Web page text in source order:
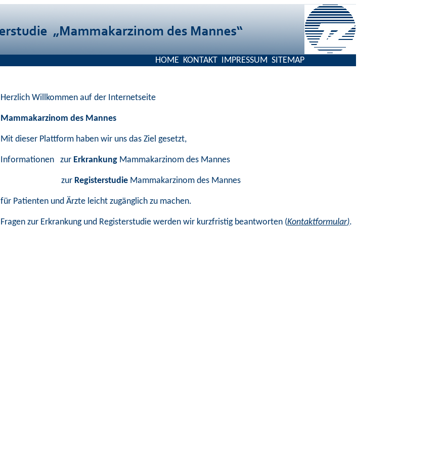
HOME KONTAKT IMPRESSUM SITEMAP
Herzlich Willkommen auf der Internetseite
Mammakarzinom des Mannes
Mit dieser Plattform haben wir uns das Ziel gesetzt,
Informationen zur Erkrankung Mammakarzinom des Mannes
zur Registerstudie Mammakarzinom des Mannes
für Patienten und Ärzte leicht zugänglich zu machen.
Fragen zur Erkrankung und Registerstudie werden wir kurzfristig beantworten (Kontaktformular).